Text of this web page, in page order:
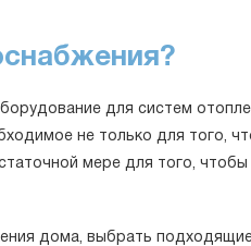
для систем
не только для того,
мере для того,
дома, выбрать